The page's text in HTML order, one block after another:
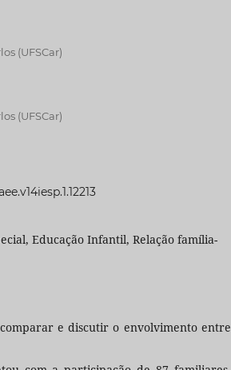
(UFSCar)
(UFSCar)
Educação Infantil, Relação família-
e discutir o envolvimento entre